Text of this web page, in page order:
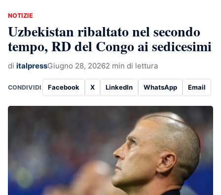
NOTIZIE
Uzbekistan ribaltato nel secondo
tempo, RD del Congo ai sedicesimi
di italpressGiugno 28, 20262 min di lettura
CONDIVIDI Facebook X LinkedIn WhatsApp Email